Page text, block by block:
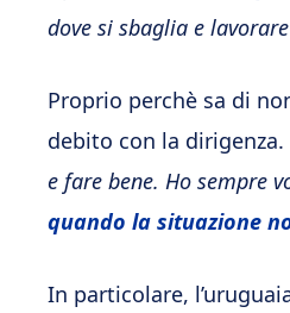
dove si sbaglia e
Proprio perchè sa di
debito con la dirigenza.
e fare bene. Ho sempre
quando la situazione
In particolare,